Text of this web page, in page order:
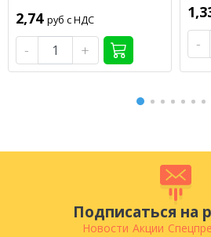
2,74 руб с НДС
- + -
Подписаться на
Новости Акции